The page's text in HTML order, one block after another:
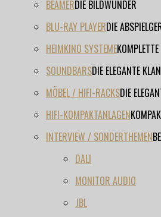
BEAMERDIE BILDWUNDER
BLU-RAY PLAYERDIE
HEIMKINO SYSTEME
SOUNDBARSDIE ELEGANTE
MÖBEL / HIFI-RACKSDIE
HIFI-KOMPAKTANLAGEN
INTERVIEW / SONDERTHEMEN
DALI
MONITOR AUDIO
JBL